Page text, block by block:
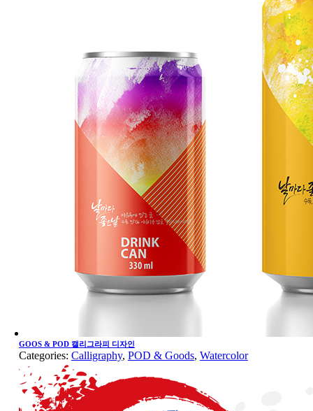
GOOS & POD 캘리그라피 디자인
Categories: Calligraphy, POD & Goods, Watercolor